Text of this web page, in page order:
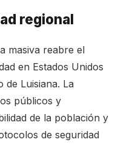
regional
masiva reabre el
en Estados Unidos
de Luisiana. La
públicos y
de la población y
de seguridad